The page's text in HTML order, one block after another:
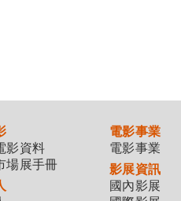
影資料
場展手冊
電影事業
電影事業
影展資訊
國內影展